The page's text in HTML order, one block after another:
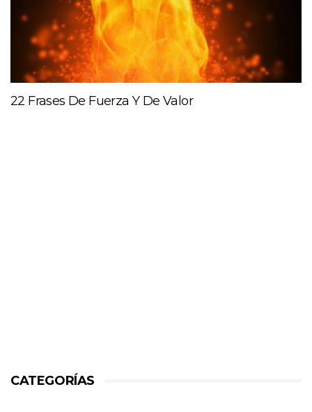
22 Frases De Fuerza Y De Valor
CATEGORÍAS